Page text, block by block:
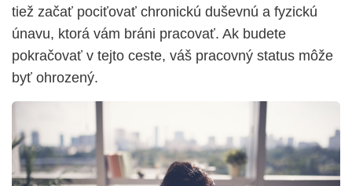
tiež začať pociťovať chronickú duševnú a fyzickú
únavu, ktorá vám bráni pracovať. Ak budete
pokračovať v tejto ceste, váš pracovný status môže
byť ohrozený.